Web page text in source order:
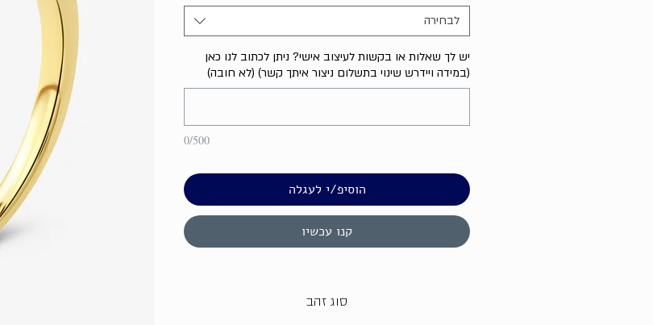
לבחירה
יש לך שאלות או בקשות לעיצוב אישי? ניתן לכתוב לנו כאן
(במידה ויידרש שינוי בתשלום ניצור איתך קשר) (לא חובה)
0/500
הוסיפ/י לעגלה
קנו עכשיו
סוג זהב